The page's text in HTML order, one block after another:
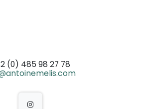
(0) 485 98 27 78